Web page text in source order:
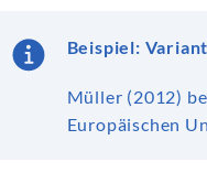
Beispiel:
Müller (2012)
Europäischen